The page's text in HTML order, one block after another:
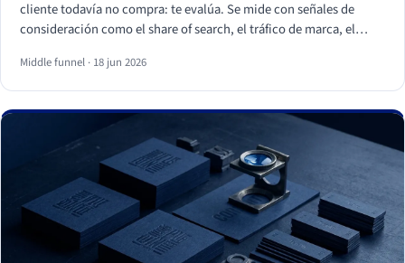
cliente todavía no compra: te evalúa. Se mide con señales de
consideración como el share of search, el tráfico de marca, el
lead (MQL a SQL). Las impresiones, los likes y los seguidores no
cuentan: son volumen, no preferencia.
Middle funnel · 18 jun 2026